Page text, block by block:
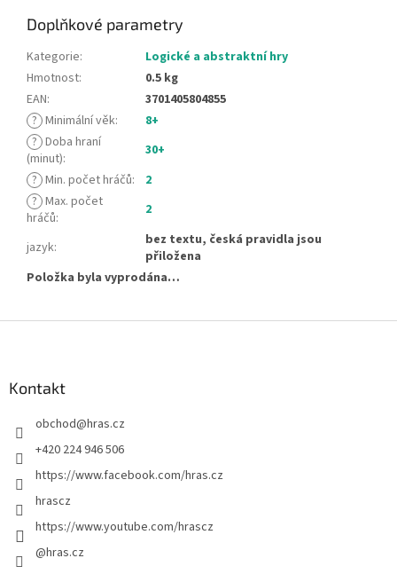
Doplňkové parametry
Kategorie:
Logické a abstraktní hry
Hmotnost:
0.5 kg
EAN:
3701405804855
? Minimální věk:
8+
? Doba hraní
(minut):
30+
? Min. počet hráčů:
2
? Max. počet
hráčů: 2
jazyk:
bez textu, česká pravidla jsou
přiložena
Položka byla vyprodána…
Kontakt
obchod@hras.cz
+420 224 946 506
https://www.facebook.com/hras.cz
hrascz
https://www.youtube.com/hrascz
@hras.cz